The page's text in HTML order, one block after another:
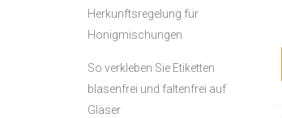
Herkunftsregelung für
Honigmischungen
So verkleben Sie Etiketten
blasenfrei und faltenfrei auf
Gläser